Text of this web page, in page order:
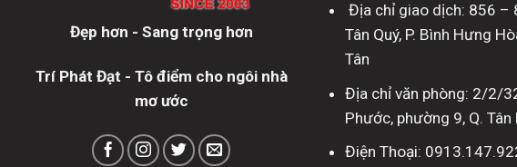
Đẹp hơn - Sang trọng hơn
Trí Phát Đạt - Tô điểm cho ngôi nhà
mơ ước
Địa chỉ giao dịch: 856 –
Tân Quý, P. Bình Hưng
Tân
Địa chỉ văn phòng: 2/2/
Phước, phường 9, Q. Tân
Điện Thoại: